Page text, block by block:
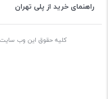
راهنمای خرید از پلی تهران
کلیه حقوق این وب سایت